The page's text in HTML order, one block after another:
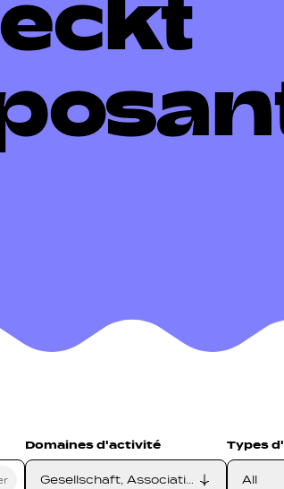
pied de pageGérer les cookies
Domaines d'activité
Gesellschaft, Associatioun,
Types
All